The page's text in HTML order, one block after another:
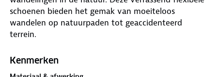
schoenen bieden het gemak van moeiteloos
wandelen op natuurpaden tot geaccidenteerd
terrein.
De eigentijdse uitstraling van de schoen in zwart
Kenmerken